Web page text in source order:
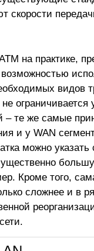
скорости
на практике,
видов
ограничивается
– те же самые
и у WAN
можно
Кроме того,
сложнее и в